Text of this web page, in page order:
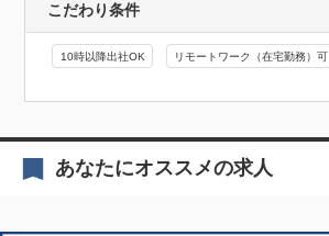
こだわり条件
10時以降出社OK リモートワーク（在宅勤務）可
あなたにオススメの求人